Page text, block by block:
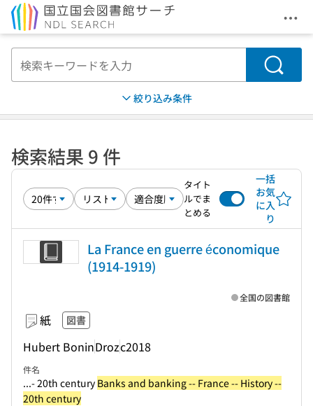
メ
検索
絞り込み条件
検索結果 9 件
タイト
ルでま
とめる
一括
お気
に入
り
La France en guerre économique
(1914-1919)
紙 図書
Hubert BoninDrozc2018
全国の図書館
件名
...- 20th century Banks and banking -- France -- History --
20th century